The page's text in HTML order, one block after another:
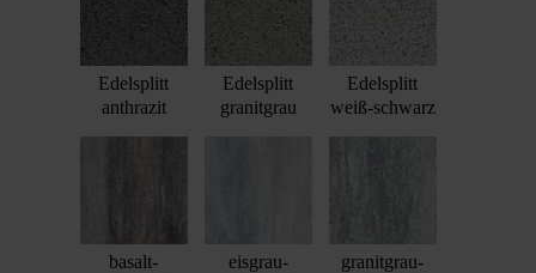
Edelsplitt
anthrazit
Edelsplitt
granitgrau
Edelsplitt
weiß-schwarz
basalt-
eisgrau-
granitgrau-